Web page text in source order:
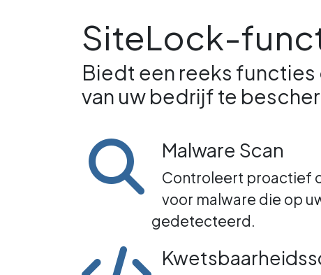
SiteLock-
Biedt een reeks
van uw bedrijf te
Malware Scan
Controleert proactief
voor malware die op
gedetecteerd.